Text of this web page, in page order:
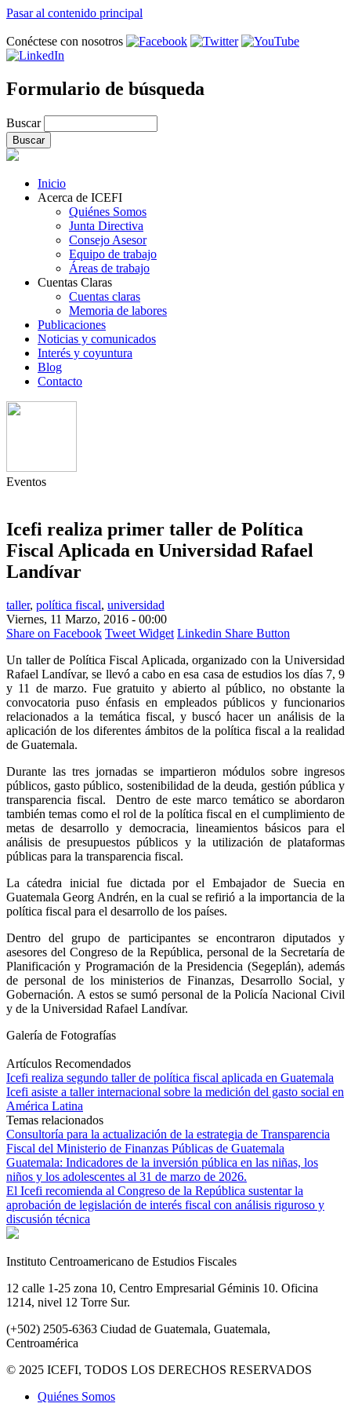
Pasar al contenido principal
Conéctese con nosotros
Formulario de búsqueda
Buscar
Inicio
Acerca de ICEFI
Quiénes Somos
Junta Directiva
Consejo Asesor
Equipo de trabajo
Áreas de trabajo
Cuentas Claras
Cuentas claras
Memoria de labores
Publicaciones
Noticias y comunicados
Interés y coyuntura
Blog
Contacto
Eventos
Icefi realiza primer taller de Política
Fiscal Aplicada en Universidad Rafael
Landívar
taller, política fiscal, universidad
Viernes, 11 Marzo, 2016 - 00:00
Share on Facebook Tweet Widget Linkedin Share Button
Un taller de Política Fiscal Aplicada, organizado con la Universidad
Rafael Landívar, se llevó a cabo en esa casa de estudios los días 7, 9
y 11 de marzo. Fue gratuito y abierto al público, no obstante la
convocatoria puso énfasis en empleados públicos y funcionarios
relacionados a la temática fiscal, y buscó hacer un análisis de la
aplicación de los diferentes ámbitos de la política fiscal a la realidad
de Guatemala.
Durante las tres jornadas se impartieron módulos sobre ingresos
públicos, gasto público, sostenibilidad de la deuda, gestión pública y
transparencia fiscal. Dentro de este marco temático se abordaron
también temas como el rol de la política fiscal en el cumplimiento de
metas de desarrollo y democracia, lineamientos básicos para el
análisis de presupuestos públicos y la utilización de plataformas
públicas para la transparencia fiscal.
La cátedra inicial fue dictada por el Embajador de Suecia en
Guatemala Georg Andrén, en la cual se refirió a la importancia de la
política fiscal para el desarrollo de los países.
Dentro del grupo de participantes se encontraron diputados y
asesores del Congreso de la República, personal de la Secretaría de
Planificación y Programación de la Presidencia (Segeplán), además
de personal de los ministerios de Finanzas, Desarrollo Social, y
Gobernación. A estos se sumó personal de la Policía Nacional Civil
y de la Universidad Rafael Landívar.
Galería de Fotografías
Artículos Recomendados
Icefi realiza segundo taller de política fiscal aplicada en Guatemala
Icefi asiste a taller internacional sobre la medición del gasto social en
América Latina
Temas relacionados
Consultoría para la actualización de la estrategia de Transparencia
Fiscal del Ministerio de Finanzas Públicas de Guatemala
Guatemala: Indicadores de la inversión pública en las niñas, los
niños y los adolescentes al 31 de marzo de 2026.
El Icefi recomienda al Congreso de la República sustentar la
aprobación de legislación de interés fiscal con análisis riguroso y
discusión técnica
Instituto Centroamericano de Estudios Fiscales
12 calle 1-25 zona 10, Centro Empresarial Géminis 10. Oficina
1214, nivel 12 Torre Sur.
(+502) 2505-6363 Ciudad de Guatemala, Guatemala,
Centroamérica
© 2025 ICEFI, TODOS LOS DERECHOS RESERVADOS
Quiénes Somos